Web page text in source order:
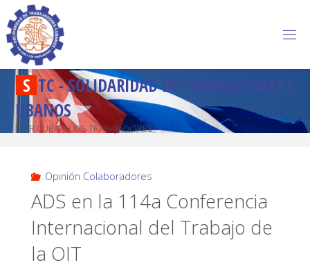
S TC-SOLIDARIDADD R A BAJADORES C
U BANOS
POR CUBA Y LOS TRABAJADORES
Opinión Colaboradores
ADS en la 114a Conferencia
Internacional del Trabajo de
la OIT